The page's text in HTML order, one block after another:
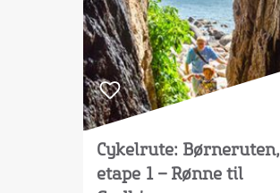
Cykelrute: Børneruten,
etape 1 – Rønne til